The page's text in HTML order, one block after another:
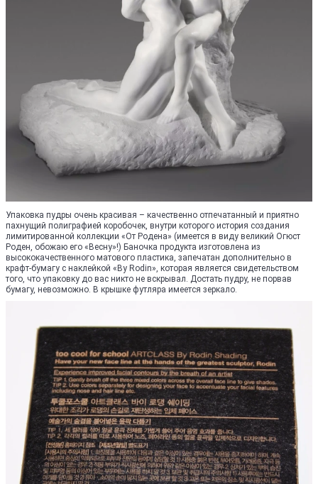
Упаковка пудры очень красивая – качественно отпечатанный и приятно
пахнущий полиграфией коробочек, внутри которого история создания
лимитированной коллекции «От Родена» (имеется в виду великий Огюст
Роден, обожаю его «Весну»!) Баночка продукта изготовлена из
высококачественного матового пластика, запечатан дополнительно в
крафт-бумагу с наклейкой «By Rodin», которая является свидетельством
того, что упаковку до вас никто не вскрывал. Достать пудру, не порвав
бумагу, невозможно. В крышке футляра имеется зеркало.